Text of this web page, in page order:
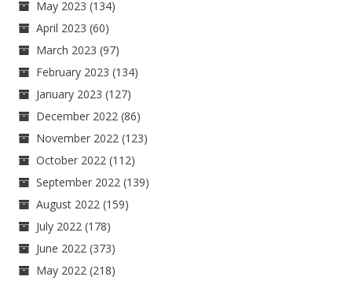
May 2023 (134)
April 2023 (60)
March 2023 (97)
February 2023 (134)
January 2023 (127)
December 2022 (86)
November 2022 (123)
October 2022 (112)
September 2022 (139)
August 2022 (159)
July 2022 (178)
June 2022 (373)
May 2022 (218)